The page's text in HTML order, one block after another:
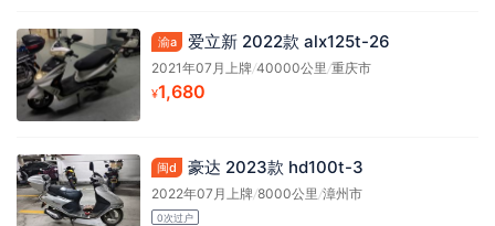
渝a 爱立新 2022款 alx125t-26
2021年07月上牌/40000公里 /重庆市
¥1,680
闽d 豪达 2023款 hd100t-3
2022年07月上牌/8000公里 /漳州市
0次过户